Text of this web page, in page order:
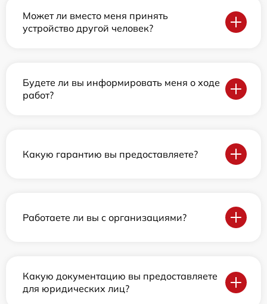
Может ли вместо меня принять
устройство другой человек?
Будете ли вы информировать меня о ходе
работ?
Какую гарантию вы предоставляете?
Работаете ли вы с организациями?
Какую документацию вы предоставляете
для юридических лиц?